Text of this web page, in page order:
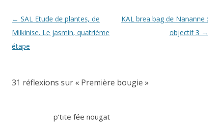
Navigation
des
articles
← SAL Etude de plantes, de
Milkinise. Le jasmin, quatrième
étape
KAL brea bag de Nananne :
objectif 3 →
31 réflexions sur « Première bougie »
p'tite fée nougat